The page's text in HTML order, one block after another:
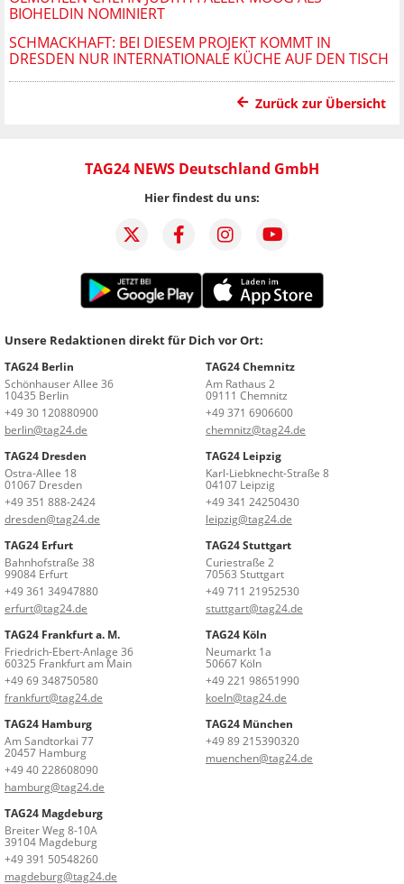
BIOHELDIN NOMINIERT
SCHMACKHAFT: BEI DIESEM PROJEKT KOMMT IN
DRESDEN NUR INTERNATIONALE KÜCHE AUF DEN TISCH
Zurück zur Übersicht
TAG24 NEWS Deutschland GmbH
Hier findest du uns:
Unsere Redaktionen direkt für Dich vor Ort:
TAG24 Berlin
Schönhauser Allee 36
10435 Berlin
+49 30 120880900
berlin@tag24.de
TAG24 Chemnitz
Am Rathaus 2
09111 Chemnitz
+49 371 6906600
chemnitz@tag24.de
TAG24 Dresden
Ostra-Allee 18
01067 Dresden
+49 351 888-2424
dresden@tag24.de
TAG24 Leipzig
Karl-Liebknecht-Straße 8
04107 Leipzig
+49 341 24250430
leipzig@tag24.de
TAG24 Erfurt
Bahnhofstraße 38
99084 Erfurt
+49 361 34947880
erfurt@tag24.de
TAG24 Stuttgart
Curiestraße 2
70563 Stuttgart
+49 711 21952530
stuttgart@tag24.de
TAG24 Frankfurt a. M.
Friedrich-Ebert-Anlage 36
60325 Frankfurt am Main
+49 69 348750580
frankfurt@tag24.de
TAG24 Köln
Neumarkt 1a
50667 Köln
+49 221 98651990
koeln@tag24.de
TAG24 Hamburg
Am Sandtorkai 77
20457 Hamburg
+49 40 228608090
hamburg@tag24.de
TAG24 München
+49 89 215390320
muenchen@tag24.de
TAG24 Magdeburg
Breiter Weg 8-10A
39104 Magdeburg
+49 391 50548260
magdeburg@tag24.de